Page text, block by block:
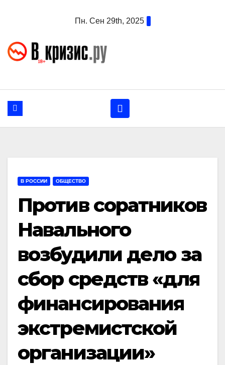
Пн. Сен 29th, 2025
В РОССИИ ОБЩЕСТВО
Против соратников
Навального
возбудили дело за
сбор средств «для
финансирования
экстремистской
организации»